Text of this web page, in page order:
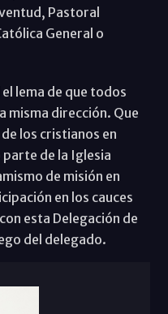
Pastoral
General o
lema de que todos
misma dirección. Que
los cristianos en
parte de la Iglesia
de misión en
en los cauces
esta Delegación de
del delegado.